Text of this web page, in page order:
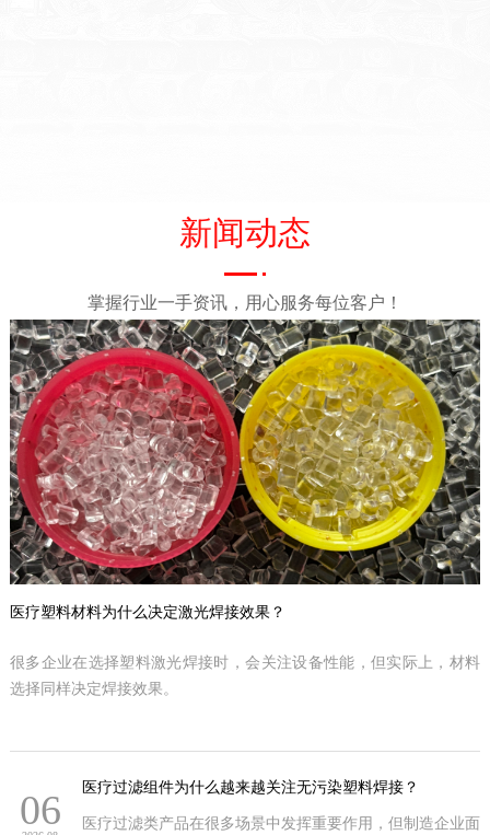
TOP3
为各行业500+企业提供塑料
焊接解决方案
新闻动态
掌握行业一手资讯，用心服务每位客户！
医疗塑料材料为什么决定激光焊接效果？
很多企业在选择塑料激光焊接时，会关注设备性能，但实际上，材料
选择同样决定焊接效果。
06 医疗过滤组件为什么越来越关注无污染塑料焊接？
医疗过滤类产品在很多场景中发挥重要作用，但制造企业面